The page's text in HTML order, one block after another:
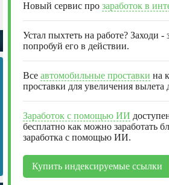
Новый сервис про заработок в
Устал пыхтеть на работе? Заходи
попробуй его в действии.
Все автомобильные проставки на
проставки для увеличения
Заработок с помощью ИИ
бесплатно как можно заработать
заработка с помощью ИИ.
Купить индексируемые ссылки